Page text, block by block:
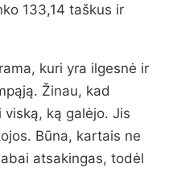
133,14 taškus ir
kuri yra ilgesnė ir
Žinau, kad
ką galėjo. Jis
Būna, kartais ne
atsakingas, todėl